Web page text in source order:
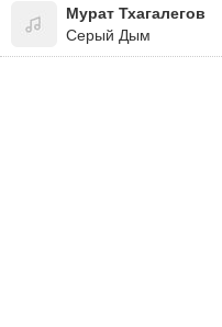
Мурат Тхагалегов
Серый Дым